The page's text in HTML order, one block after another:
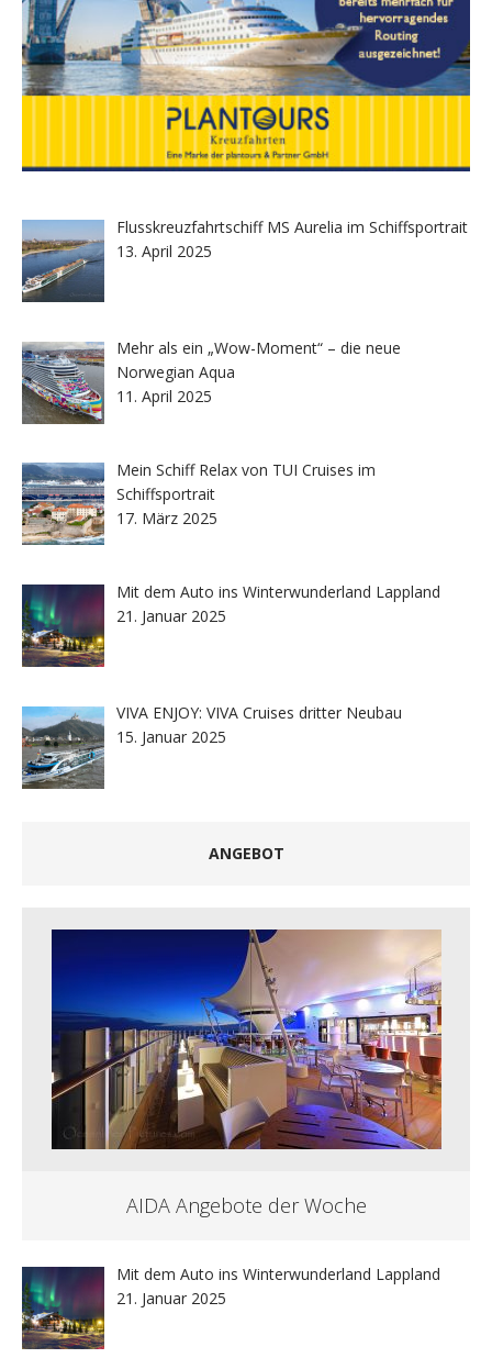
Flusskreuzfahrtschiff MS Aurelia im Schiffsportrait
13. April 2025
Mehr als ein „Wow-Moment“ – die neue
Norwegian Aqua
11. April 2025
Mein Schiff Relax von TUI Cruises im
Schiffsportrait
17. März 2025
Mit dem Auto ins Winterwunderland Lappland
21. Januar 2025
VIVA ENJOY: VIVA Cruises dritter Neubau
15. Januar 2025
ANGEBOT
AIDA Angebote der Woche
Mit dem Auto ins Winterwunderland Lappland
21. Januar 2025